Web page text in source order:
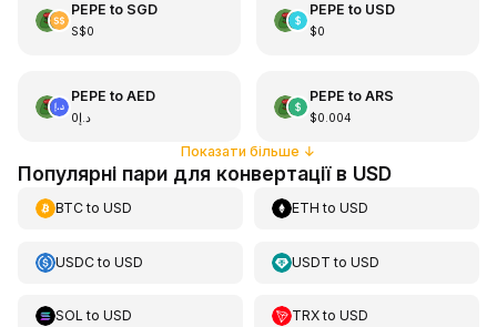
PEPE to SGD
S$0
PEPE to USD
$0
PEPE to AED
د.إ0
PEPE to ARS
$0.004
Показати більше ↓
Популярні пари для конвертації в USD
BTCto USD ETH toUSD
USDCto USD USDT toUSD
SOL to USD TRXtoUSD